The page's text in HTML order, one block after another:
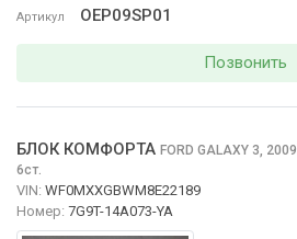
Артикул OEP09SP01
Позвонить
БЛОК КОМФОРТА FORD GALAXY 3, 2009
6ст.
VIN: WF0MXXGBWM8E22189
Номер: 7G9T-14A073-YA